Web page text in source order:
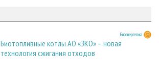
Биоэнергетика
Биотопливные котлы АО «ЗКО» – новая
технология сжигания отходов